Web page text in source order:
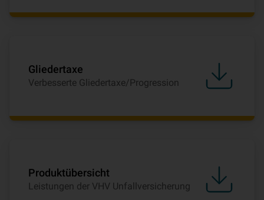
Gliedertaxe
Verbesserte Gliedertaxe/Progression
Produktübersicht
Leistungen der VHV Unfallversicherung